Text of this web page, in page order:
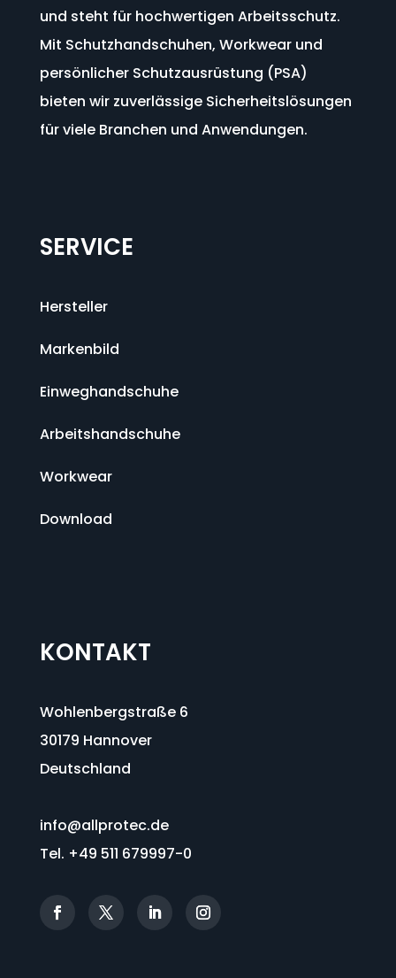
und steht für hochwertigen Arbeitsschutz.
Mit Schutzhandschuhen, Workwear und
persönlicher Schutzausrüstung (PSA)
bieten wir zuverlässige Sicherheitslösungen
für viele Branchen und Anwendungen.
SERVICE
Hersteller
Markenbild
Einweghandschuhe
Arbeitshandschuhe
Workwear
Download
KONTAKT
Wohlenbergstraße 6
30179 Hannover
Deutschland
info@allprotec.de
Tel. +49 511 679997-0